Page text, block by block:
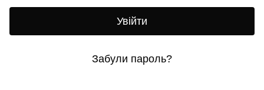
Увійти
Забули пароль?